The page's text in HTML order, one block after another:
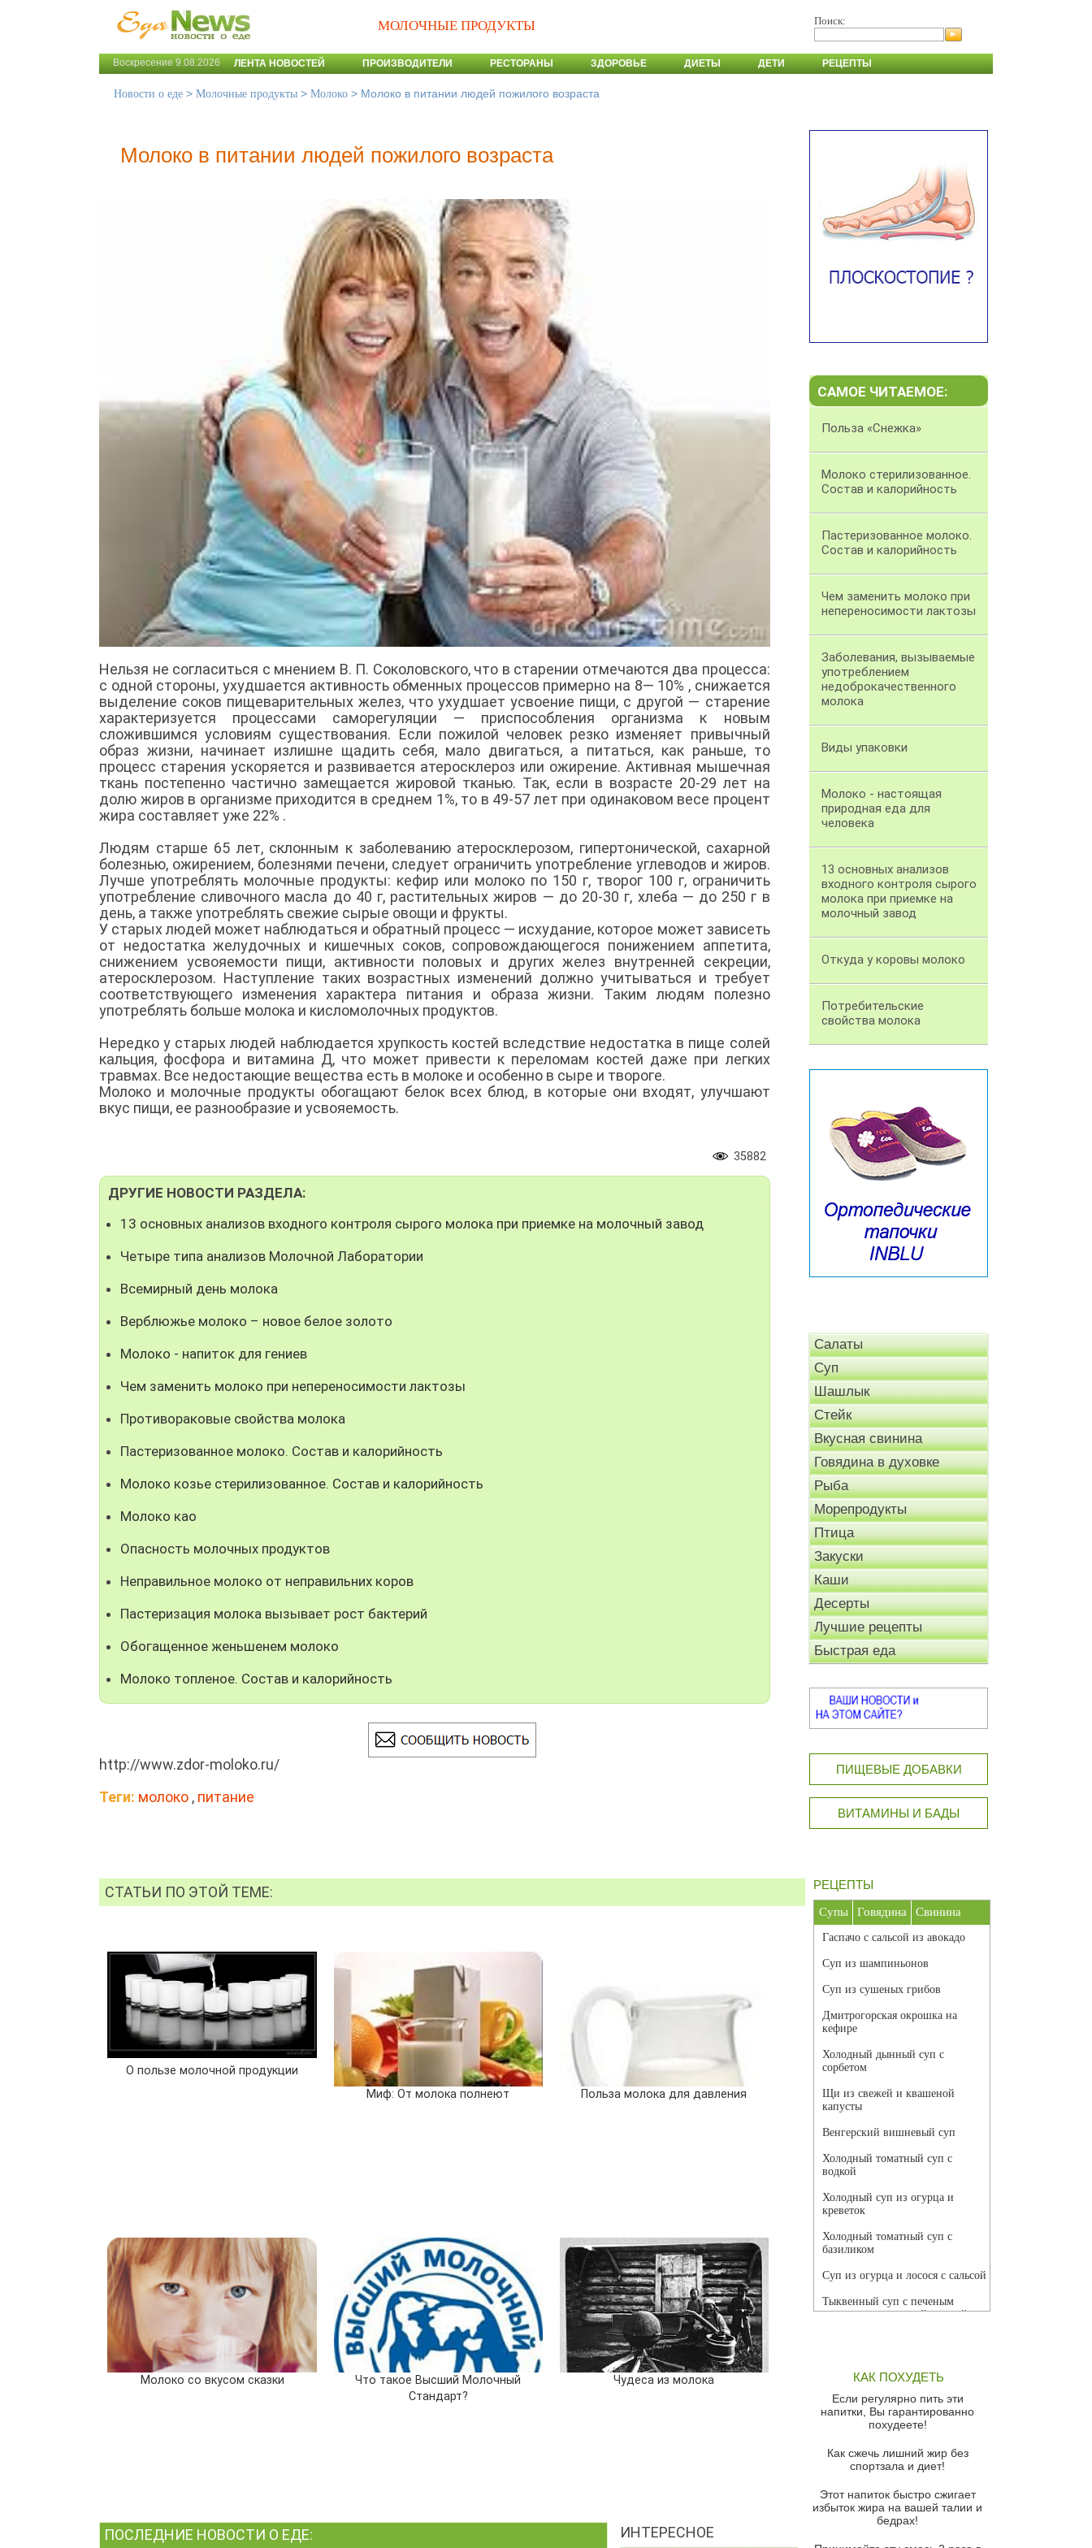
МОЛОЧНЫЕ ПРОДУКТЫ Поиск:
Воскресение 9.08.2026 ЛЕНТА НОВОСТЕЙ ПРОИЗВОДИТЕЛИ РЕСТОРАНЫ ЗДОРОВЬЕ ДИЕТЫ ДЕТИ РЕЦЕПТЫ
Новости о еде > Молочные продукты > Молоко > Молоко в питании людей пожилого возраста
Молоко в питании людей пожилого возраста
Нельзя не согласиться с мнением В. П. Соколовского, что в старении отмечаются два процесса:
с одной стороны, ухудшается активность обменных процессов примерно на 8— 10% , снижается
выделение соков пищеварительных желез, что ухудшает усвоение пищи, с другой — старение
характеризуется процессами саморегуляции — приспособления организма к новым
сложившимся условиям существования. Если пожилой человек резко изменяет привычный
образ жизни, начинает излишне щадить себя, мало двигаться, а питаться, как раньше, то
процесс старения ускоряется и развивается атеросклероз или ожирение. Активная мышечная
ткань постепенно частично замещается жировой тканью. Так, если в возрасте 20-29 лет на
долю жиров в организме приходится в среднем 1%, то в 49-57 лет при одинаковом весе процент
жира составляет уже 22% .
Людям старше 65 лет, склонным к заболеванию атеросклерозом, гипертонической, сахарной
болезнью, ожирением, болезнями печени, следует ограничить употребление углеводов и жиров.
Лучше употреблять молочные продукты: кефир или молоко по 150 г, творог 100 г, ограничить
употребление сливочного масла до 40 г, растительных жиров — до 20-30 г, хлеба — до 250 г в
день, а также употреблять свежие сырые овощи и фрукты.
У старых людей может наблюдаться и обратный процесс — исхудание, которое может зависеть
от недостатка желудочных и кишечных соков, сопровождающегося понижением аппетита,
снижением усвояемости пищи, активности половых и других желез внутренней секреции,
атеросклерозом. Наступление таких возрастных изменений должно учитываться и требует
соответствующего изменения характера питания и образа жизни. Таким людям полезно
употреблять больше молока и кисломолочных продуктов.
Нередко у старых людей наблюдается хрупкость костей вследствие недостатка в пище солей
кальция, фосфора и витамина Д, что может привести к переломам костей даже при легких
травмах. Все недостающие вещества есть в молоке и особенно в сыре и твороге.
Молоко и молочные продукты обогащают белок всех блюд, в которые они входят, улучшают
вкус пищи, ее разнообразие и усвояемость.
35882
ДРУГИЕ НОВОСТИ РАЗДЕЛА:
13 основных анализов входного контроля сырого молока при приемке на молочный завод
Четыре типа анализов Молочной Лаборатории
Всемирный день молока
Верблюжье молоко – новое белое золото
Молоко - напиток для гениев
Чем заменить молоко при непереносимости лактозы
Противораковые свойства молока
Пастеризованное молоко. Состав и калорийность
Молоко козье стерилизованное. Состав и калорийность
Молоко као
Опасность молочных продуктов
Неправильное молоко от неправильних коров
Пастеризация молока вызывает рост бактерий
Обогащенное женьшенем молоко
Молоко топленое. Состав и калорийность
http://www.zdor-moloko.ru/
Теги: молоко , питание
СТАТЬИ ПО ЭТОЙ ТЕМЕ:
О пользе молочной продукции
Миф: От молока полнеют
Польза молока для давления
Молоко со вкусом сказки
Что такое Высший Молочный
Стандарт?
Чудеса из молока
ПОСЛЕДНИЕ НОВОСТИ О ЕДЕ: ИНТЕРЕСНОЕ
САМОЕ ЧИТАЕМОЕ:
Польза «Снежка»
Молоко стерилизованное.
Состав и калорийность
Пастеризованное молоко.
Состав и калорийность
Чем заменить молоко при
непереносимости лактозы
Заболевания, вызываемые
употреблением
недоброкачественного
молока
Виды упаковки
Молоко - настоящая
природная еда для
человека
13 основных анализов
входного контроля сырого
молока при приемке на
молочный завод
Откуда у коровы молоко
Потребительские
свойства молока
Салаты
Суп
Шашлык
Стейк
Вкусная свинина
Говядина в духовке
Рыба
Морепродукты
Птица
Закуски
Каши
Десерты
Лучшие рецепты
Быстрая еда
ПИЩЕВЫЕ ДОБАВКИ
ВИТАМИНЫ И БАДЫ
РЕЦЕПТЫ
Супы Говядина Свинина
Гаспачо с сальсой из авокадо
Суп из шампиньонов
Суп из сушеных грибов
Дмитрогорская окрошка на
кефире
Холодный дынный суп с
сорбетом
Щи из свежей и квашеной
капусты
Венгерский вишневый суп
Холодный томатный суп с
водкой
Холодный суп из огурца и
креветок
Холодный томатный суп с
базиликом
Суп из огурца и лосося с сальсой
Тыквенный суп с печеным
чесноком и томатной сальсой
красного перца
Парижский луковый суп
Суп из спаржи и горошка с
Суп-крем из цветной капусты
Французский луковый суп
Суп из баклажанов с моцареллой
КАК ПОХУДЕТЬ
Если регулярно пить эти
напитки, Вы гарантированно
похудеете!
Как сжечь лишний жир без
спортзала и диет!
Этот напиток быстро сжигает
избыток жира на вашей талии и
бедрах!